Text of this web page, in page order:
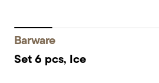
Barware
Set 6 pcs, Ice